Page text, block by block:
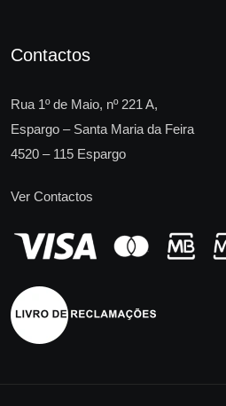
Contactos
Rua 1º de Maio, nº 221 A,
Espargo – Santa Maria da Feira
4520 – 115 Espargo
Ver Contactos